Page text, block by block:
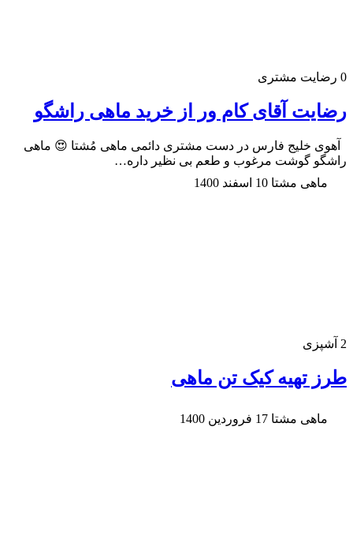
0 رضایت مشتری
رضایت آقای کام ور از خرید ماهی راشگو
آهوی خلیج فارس در دست مشتری دائمی ماهی مُشتا 😍 ماهی
راشگو گوشت مرغوب و طعم بی نظیر داره…
ماهی مشتا 10 اسفند 1400
2 آشپزی
طرز تهیه کیک تن ماهی
ماهی مشتا 17 فروردین 1400